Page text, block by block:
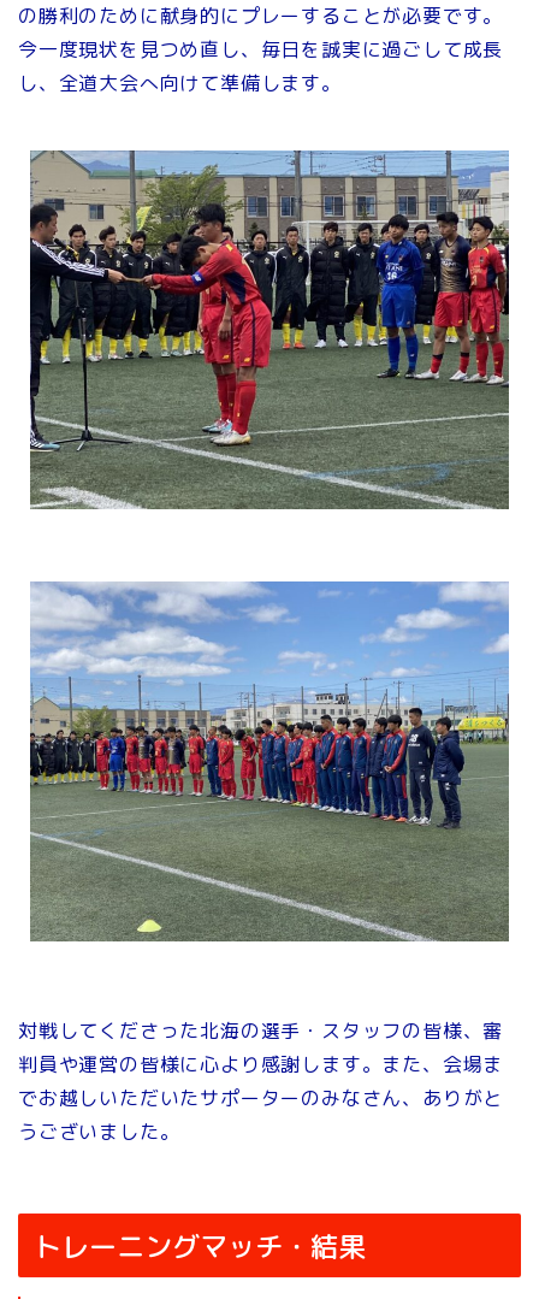
の勝利のために献身的にプレーすることが必要です。
今一度現状を見つめ直し、毎日を誠実に過ごして成長
し、全道大会へ向けて準備します。
対戦してくださった北海の選手・スタッフの皆様、審
判員や運営の皆様に心より感謝します。また、会場ま
でお越しいただいたサポーターのみなさん、ありがと
うございました。
トレーニングマッチ・結果